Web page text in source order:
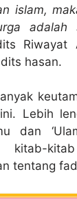
islam,
Riwayat
hasan.
Lebih
dan
kitab-
tentang